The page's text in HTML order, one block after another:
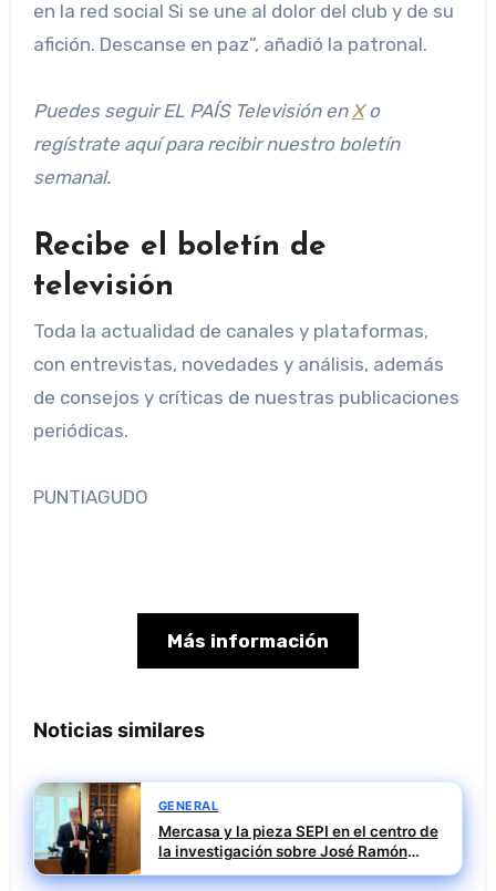
en la red social Si se une al dolor del club y de su
afición. Descanse en paz”, añadió la patronal.
Puedes seguir EL PAÍS Televisión enXo
regístrate aquí para recibirnuestro boletín
semanal.
Recibe el boletín de
televisión
Toda la actualidad de canales y plataformas,
con entrevistas, novedades y análisis, además
de consejos y críticas de nuestras publicaciones
periódicas.
PUNTIAGUDO
Más información
Noticias similares
GENERAL
Mercasa y la pieza SEPI en el centro de
la investigación sobre José Ramón
Sempere